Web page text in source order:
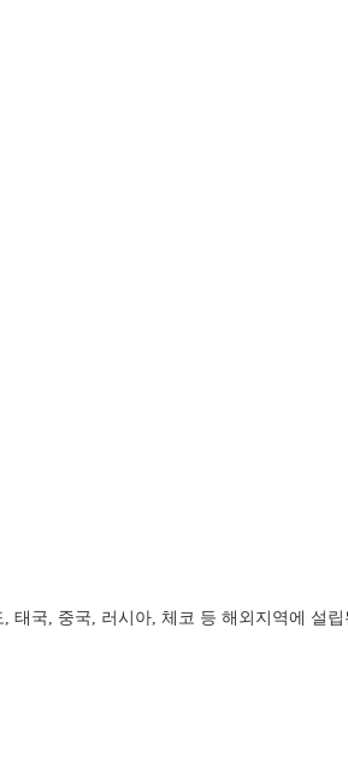
국, 중국, 러시아, 체코 등 해외지역에 설